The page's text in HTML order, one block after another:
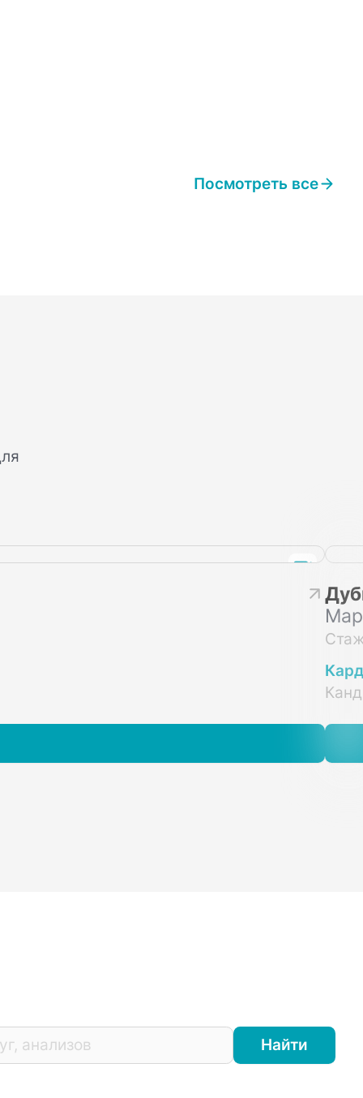
Посмотреть все
Найти